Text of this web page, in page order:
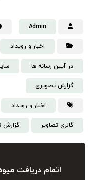
Admin
اخبار و رویداد
در آیین رسانه ها سایر
گزارش تصویری
اخبار و رویداد
گالری تصاویر گزارش
اتمام دریافت